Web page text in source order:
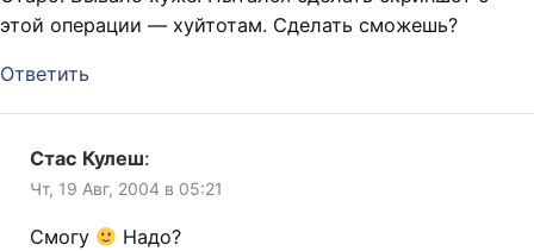
этой операции — хуйтотам. Сделать сможешь?
Ответить
Стас Кулеш:
Чт, 19 Авг, 2004 в 05:21
Смогу Надо?